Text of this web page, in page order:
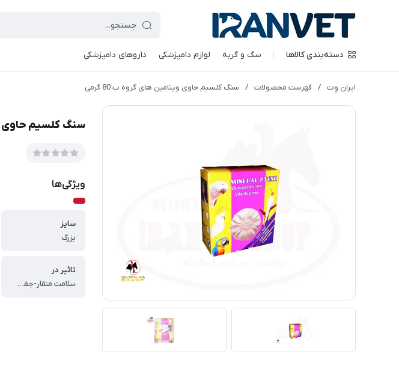
دسته‌بندی کالاها سگ و گربه لوازم دامپزشکی داروهای دامپزشکی
ایران وِت / فهرست محصولات / سنگ کلسیم حاوی ویتامین های گروه ب 80 گرمی
سنگ کلسیم حاوی
ویژگی‌ها
سایز
بزرگ
تاثیر در
سلامت منقار-جفت گیری